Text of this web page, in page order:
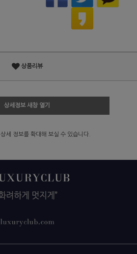
상품리뷰
상세정보 새창 열기
상세 정보를 확대해 보실 수 있습니다.